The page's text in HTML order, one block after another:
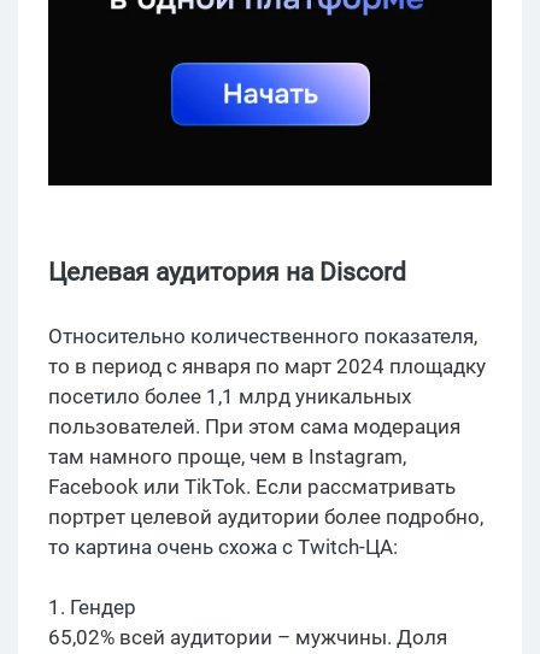
Целевая аудитория на Discord
Относительно количественного показателя,
то в период с января по март 2024 площадку
посетило более 1,1 млрд уникальных
пользователей. При этом сама модерация
там намного проще, чем в Instagram,
Facebook или TikTok. Если рассматривать
портрет целевой аудитории более подробно,
то картина очень схожа с Twitch-ЦА:
1. Гендер
65,02% всей аудитории – мужчины. Доля